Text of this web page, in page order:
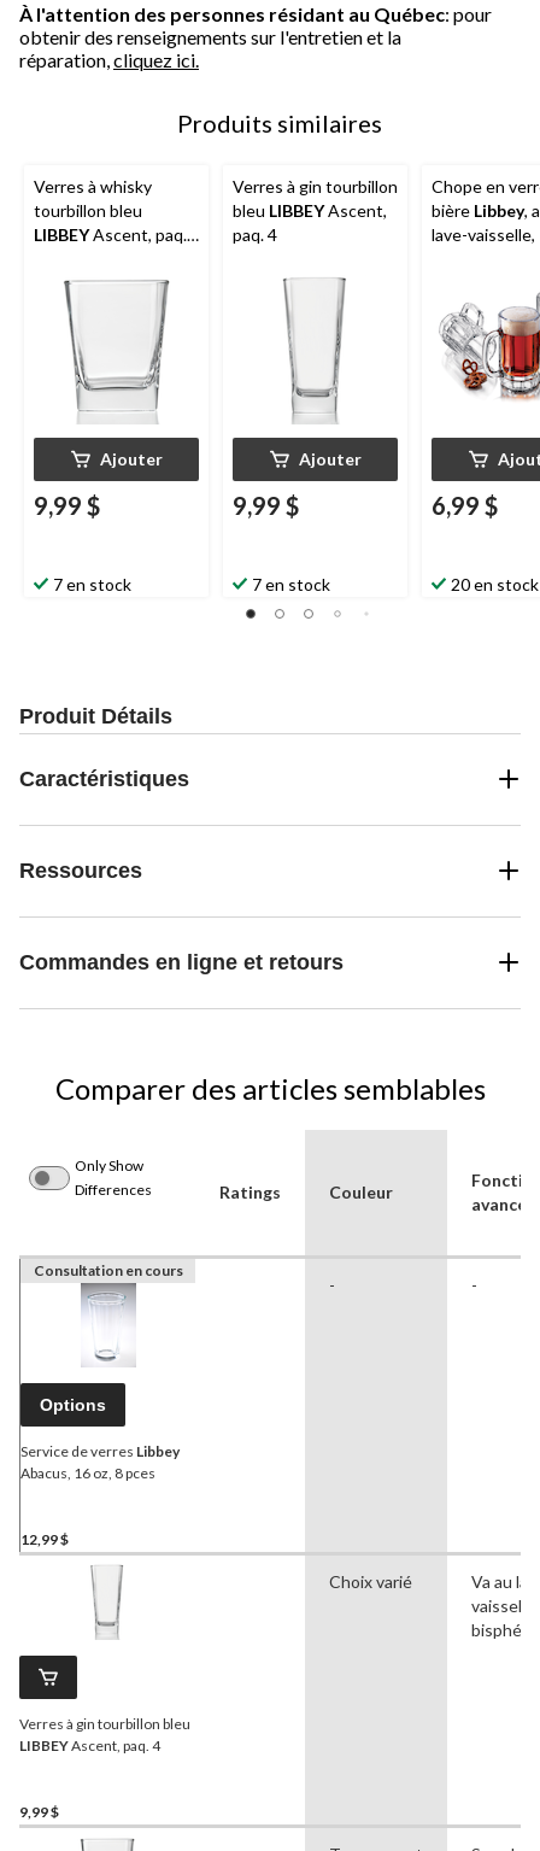
À l'attention des personnes résidant au Québec: pour
obtenir des renseignements sur l'entretien et la
réparation, cliquez ici.
Produits similaires
Verres à whisky
tourbillon bleu
LIBBEYAscent, paq.
Ajouter
9,99 $
7 en stock
Verres à gin tourbillon
bleu LIBBEYAscent,
paq. 4
Ajouter
9,99 $
7 en stock
Chope en
bière Libbey,
lave-vaisselle,
6,99 $
20 en stock
Produit Détails
Caractéristiques
Ressources
Commandes en ligne et retours
Comparer des articles semblables
Only Show
Differences
Ratings Couleur
Consultation en cours
Options
Service de verres Libbey
Abacus, 16 oz, 8 pces
12,99 $
- -
Verres à gin tourbillon bleu
LIBBEYAscent, paq. 4
9,99 $
Choix varié
Va au